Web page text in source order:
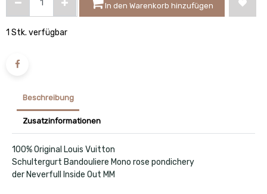
In den Warenkorb hinzufügen
1 Stk. verfügbar
Beschreibung
Zusatzinformationen
100% Original Louis Vuitton
Schultergurt Bandouliere Mono rose pondichery
der Neverfull Inside Out MM